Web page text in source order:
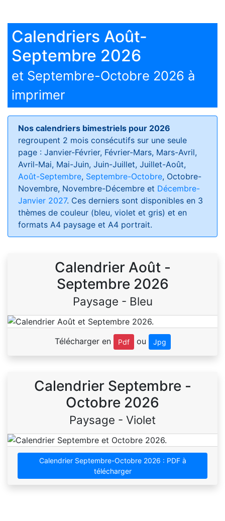
Calendriers Août-
Septembre 2026
et Septembre-Octobre 2026 à
imprimer
Nos calendriers bimestriels pour 2026
regroupent 2 mois consécutifs sur une seule
page : Janvier-Février, Février-Mars, Mars-Avril,
Avril-Mai, Mai-Juin, Juin-Juillet, Juillet-Août,
Août-Septembre, Septembre-Octobre, Octobre-
Novembre, Novembre-Décembre et Décembre-
Janvier 2027. Ces derniers sont disponibles en 3
thèmes de couleur (bleu, violet et gris) et en
formats A4 paysage et A4 portrait.
Calendrier Août -
Septembre 2026
Paysage - Bleu
Télécharger en Pdf ou Jpg
Calendrier Septembre -
Octobre 2026
Paysage - Violet
Calendrier Septembre-Octobre 2026 : PDF à
télécharger